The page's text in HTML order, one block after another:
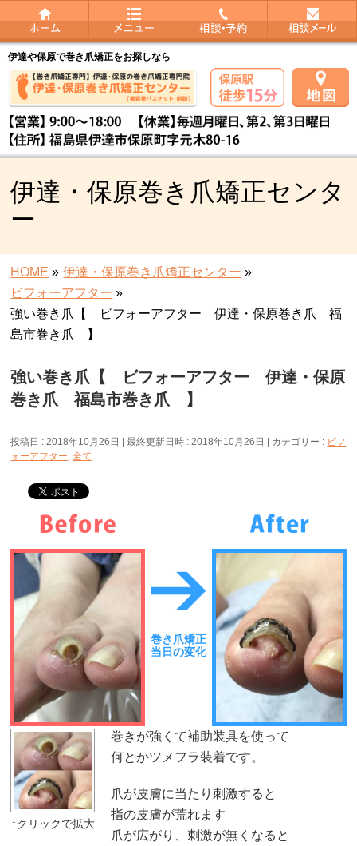
伊達や保原で巻き爪矯正をお探しなら
伊達・保原巻き爪矯正センタ
ー
HOME » 伊達・保原巻き爪矯正センター »
ビフォーアフター »
強い巻き爪【 ビフォーアフター 伊達・保原巻き爪 福
島市巻き爪 】
強い巻き爪【 ビフォーアフター 伊達・保原
巻き爪 福島市巻き爪 】
投稿日 : 2018年10月26日 最終更新日時 : 2018年10月26日 カテゴリー : ビフ
ォーアフター,全て
巻き爪矯正
当日の変化
巻きが強くて補助装具を使って
何とかツメフラ装着です。
爪が皮膚に当たり刺激すると
指の皮膚が荒れます
爪が広がり、刺激が無くなると